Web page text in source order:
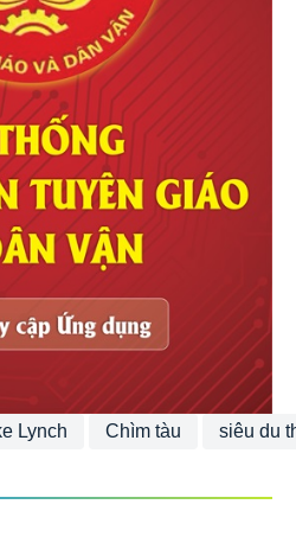
Lynch Chìm tàu siêu du